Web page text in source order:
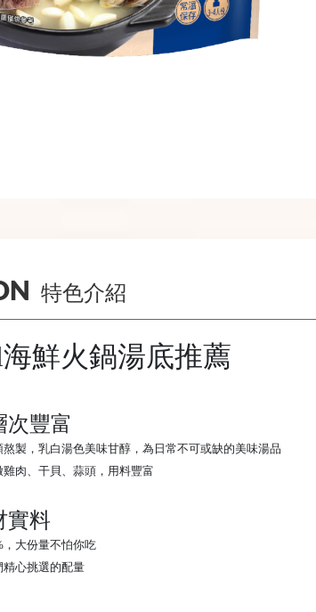
特色介紹
鮮火鍋湯底推薦
次豐富
製，乳白湯色美味甘醇，為日常不可或缺的美味湯品
肉、干貝、蒜頭，用料豐富
實料
，大份量不怕你吃
心挑選的配量